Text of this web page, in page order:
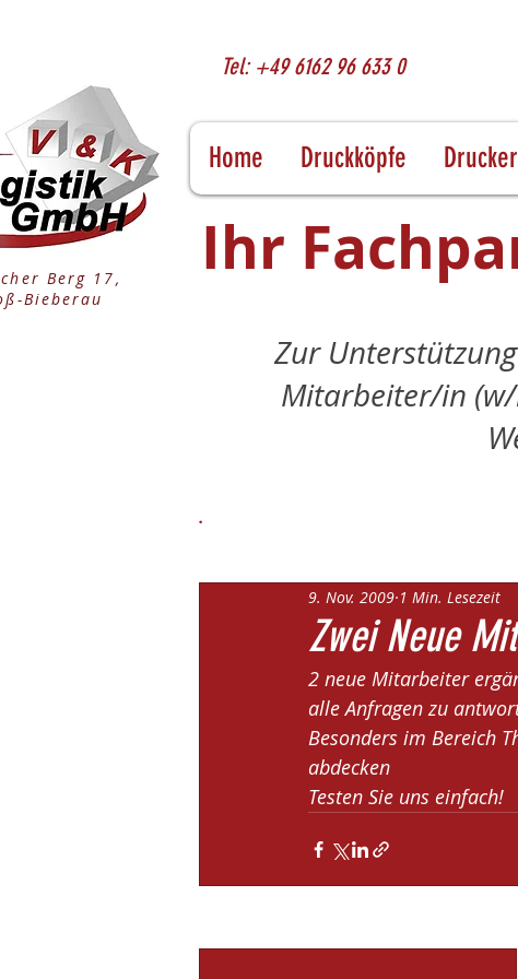
Berg 17,
Bieberau
Tel: +49 6162 96 633 0
Home Druckköpfe Drucker
Ihr
Zur
Mitarbeiter/in (w/
.
Zwei Neue
9. Nov. 2009 1 Min. Lesezeit
2 neue Mitarbeiter
alle Anfragen zu
Besonders im Bereich
abdecken
Testen Sie uns einfach!